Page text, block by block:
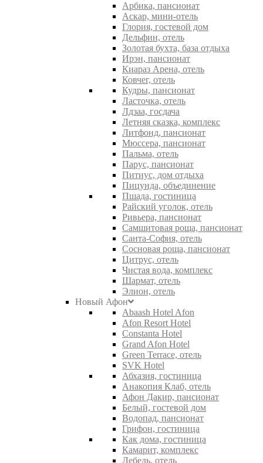
Арбика, пансионат
Аскар, мини-отель
Глория, гостевой дом
Дельфин, отель
Золотая бухта, база отдыха
Ирэн, пансионат
Киараз Арена, отель
Ковчег, отель
Кудры, пансионат
Ласточка, отель
Лдзаа, госдача
Летняя сказка, комплекс
Литфонд, пансионат
Мюссера, пансионат
Пальма, отель
Парус, пансионат
Питиус, дом отдыха
Пицунда, объединение
Пшада, гостиница
Райский уголок, отель
Ривьера, пансионат
Самшитовая роща, пансионат
Санта-София, отель
Сосновая роща, пансионат
Цитрус, отель
Чистая вода, комплекс
Шармат, отель
Элион, отель
Новый Афон
Abaash Hotel Afon
Afon Resort Hotel
Constanta Hotel
Grand Afon Hotel
Green Terrace, отель
SVK Hotel
Абхазия, гостиница
Анакопия Клаб, отель
Афон Дакир, пансионат
Белый, гостевой дом
Водопад, пансионат
Грифон, гостиница
Как дома, гостиница
Камарит, комплекс
Лебедь, отель